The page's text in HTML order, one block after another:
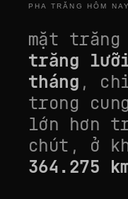
PHA TRĂNG HÔM
mặt trăng
trăng
tháng ,
trong
lớn hơn
chút , ở
364.275